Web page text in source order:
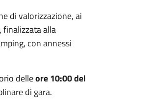
di valorizzazione, ai
alla
con annessi
delleore 10:00 del
di gara.